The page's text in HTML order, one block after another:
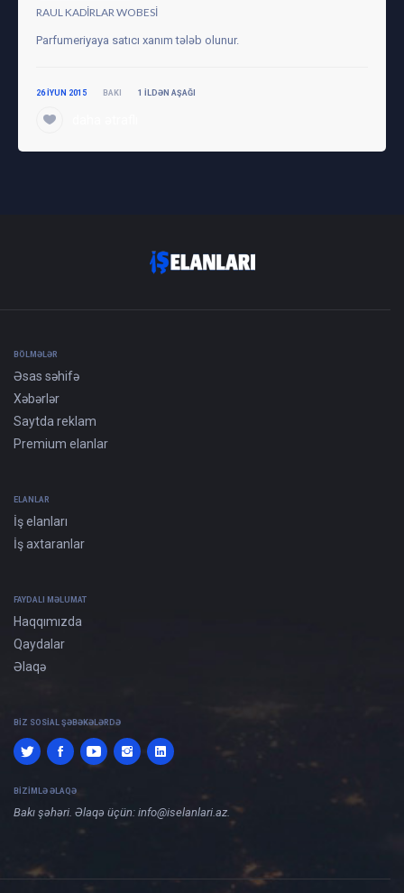
RAUL KADIRLAR WOBESI
Parfumeriyaya satıcı xanım tələb olunur.
26 IYUN 2015 BAKI 1 ILDƏN AŞAĞI
BÖLMƏLƏR
Əsas səhifə
Xəbərlər
Saytda reklam
Premium elanlar
ELANLAR
İş elanları
İş axtaranlar
FAYDALI MƏLUMAT
Haqqımızda
Qaydalar
Əlaqə
BIZ SOSIAL ŞƏBƏKƏLƏRDƏ
BIZIMLƏ ƏLAQƏ
Bakı şəhəri. Əlaqə üçün: info@iselanlari.az.